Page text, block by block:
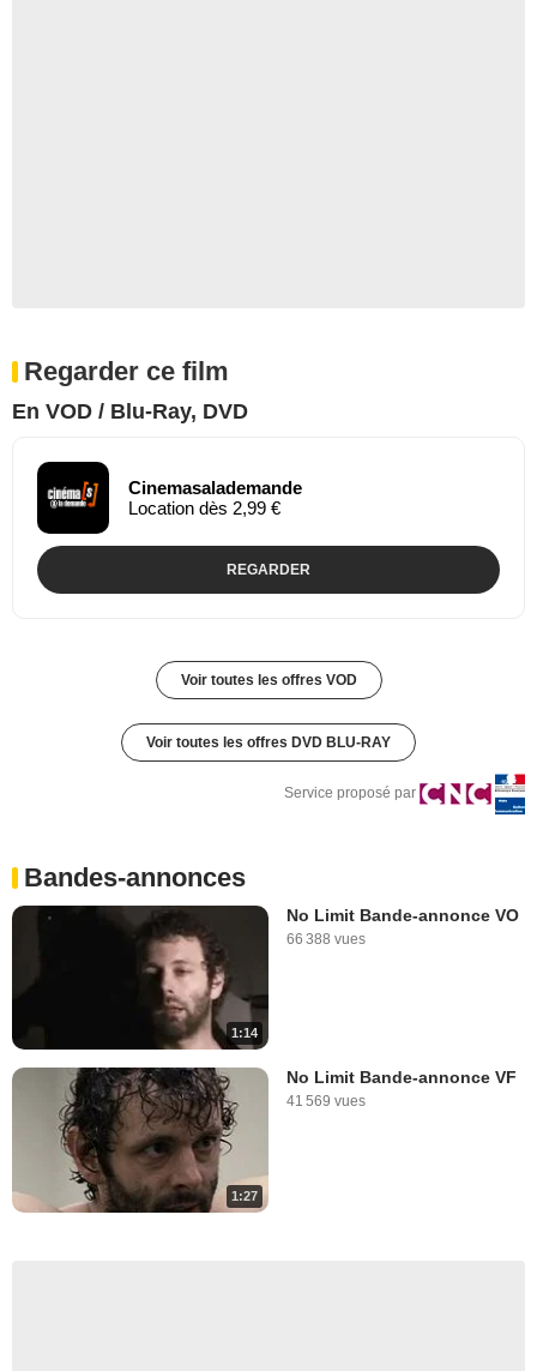
Regarder ce film
En VOD / Blu-Ray, DVD
Cinemasalademande
Location dès 2,99 €
REGARDER
Voir toutes les offres VOD
Voir toutes les offres DVD BLU-RAY
Service proposé par
Bandes-annonces
1:14
No Limit Bande-annonce VO
66 388 vues
1:27
No Limit Bande-annonce VF
41 569 vues